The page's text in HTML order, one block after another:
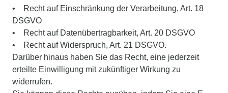
• Recht auf Einschränkung der Verarbeitung, Art. 18
DSGVO
• Recht auf Datenübertragbarkeit, Art. 20 DSGVO
• Recht auf Widerspruch, Art. 21 DSGVO.
Darüber hinaus haben Sie das Recht, eine jederzeit
erteilte Einwilligung mit zukünftiger Wirkung zu
widerrufen.